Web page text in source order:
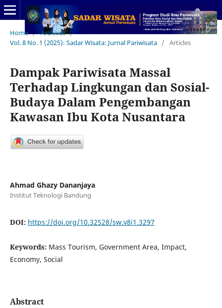
Home / Archives /
Vol. 8 No. 1 (2025): Sadar Wisata: Jurnal Pariwisata / Articles
Dampak Pariwisata Massal
Terhadap Lingkungan dan Sosial-
Budaya Dalam Pengembangan
Kawasan Ibu Kota Nusantara
Ahmad Ghazy Dananjaya
Institut Teknologi Bandung
DOI: https://doi.org/10.32528/sw.v8i1.3297
Keywords: Mass Tourism, Government Area, Impact,
Economy, Social
Abstract